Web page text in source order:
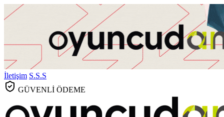
İletişim S.S.S
GÜVENLİ ÖDEME